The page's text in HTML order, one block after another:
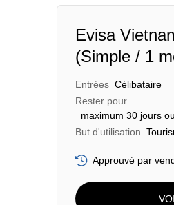
Evisa
(Simple / 1
Entrées Célibataire
Rester pour
maximum 30 jours
But d'utilisation
Approuvé par